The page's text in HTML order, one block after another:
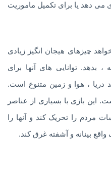
می دهد یا برای تکمیل ماموریت
چیزهای هیجان انگیز زیادی
، بدهد. توانایی های آنها برای
، هوا و زمین متنوع است.
این بازی با بسیاری از عناصر
مردم را تحریک کند و آنها را
بینانه و آشفته غرق کند.